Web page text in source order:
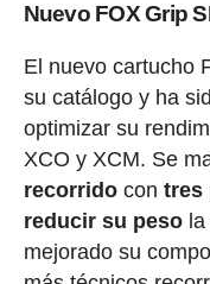
Nuevo FOX Grip
El nuevo cartucho
su catálogo y ha
optimizar su
XCO y XCM. Se
recorridocon tres
reducir su pesola
mejorado su